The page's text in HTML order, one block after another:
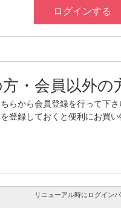
・会員以外の
らから会員登録を行って下さ
登録しておくと便利にお買い
リニューアル時にログイン